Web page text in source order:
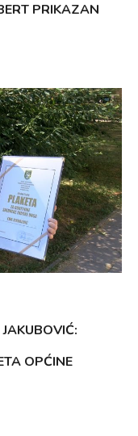
PRIKAZAN
OPĆINE